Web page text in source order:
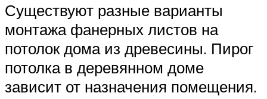
Существуют разные варианты
монтажа фанерных листов на
потолок дома из древесины. Пирог
потолка в деревянном доме
зависит от назначения помещения.